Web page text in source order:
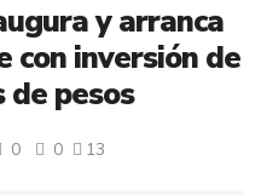
y arranca
con inversión de
de pesos
0 0 13